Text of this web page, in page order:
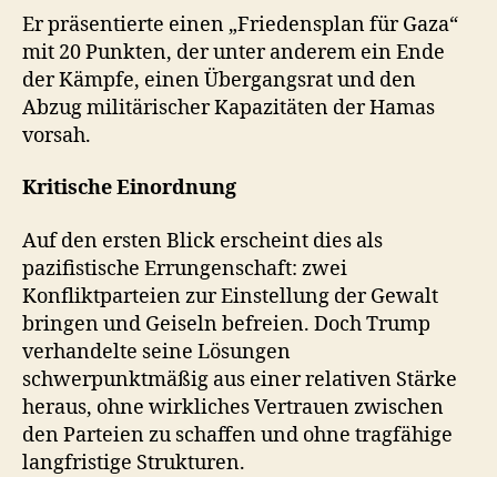
Er präsentierte einen „Friedensplan für Gaza“
mit 20 Punkten, der unter anderem ein Ende
der Kämpfe, einen Übergangsrat und den
Abzug militärischer Kapazitäten der Hamas
vorsah.
Kritische Einordnung
Auf den ersten Blick erscheint dies als
pazifistische Errungenschaft: zwei
Konfliktparteien zur Einstellung der Gewalt
bringen und Geiseln befreien. Doch Trump
verhandelte seine Lösungen
schwerpunktmäßig aus einer relativen Stärke
heraus, ohne wirkliches Vertrauen zwischen
den Parteien zu schaffen und ohne tragfähige
langfristige Strukturen.